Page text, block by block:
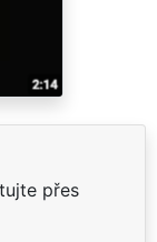
přes